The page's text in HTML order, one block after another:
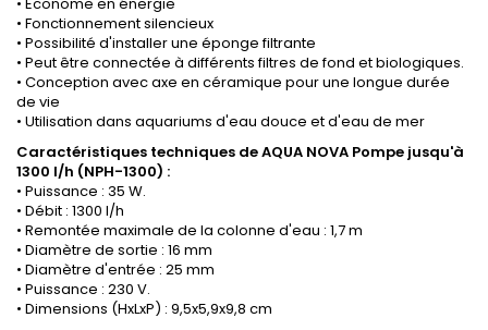
• Econome en énergie
• Fonctionnement silencieux
• Possibilité d'installer une éponge filtrante
• Peut être connectée à différents filtres de fond et biologiques.
• Conception avec axe en céramique pour une longue durée
de vie
• Utilisation dans aquariums d'eau douce et d'eau de mer
Caractéristiques techniques de AQUA NOVA Pompe jusqu'à
1300 l/h (NPH-1300) :
• Puissance : 35 W.
• Débit : 1300 l/h
• Remontée maximale de la colonne d'eau : 1,7 m
• Diamètre de sortie : 16 mm
• Diamètre d'entrée : 25 mm
• Puissance : 230 V.
• Dimensions (HxLxP) : 9,5x5,9x9,8 cm